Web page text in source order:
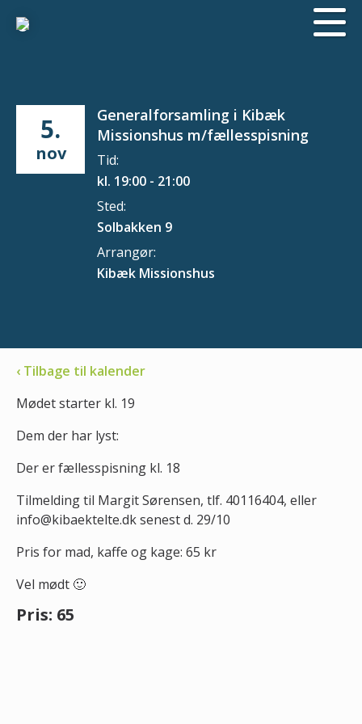
5.
nov
Generalforsamling i Kibæk
Missionshus m/fællesspisning
Tid:
kl. 19:00 - 21:00
Sted:
Solbakken 9
Arrangør:
Kibæk Missionshus
‹ Tilbage til kalender
Mødet starter kl. 19
Dem der har lyst:
Der er fællesspisning kl. 18
Tilmelding til Margit Sørensen, tlf. 40116404, eller
info@kibaektelte.dk senest d. 29/10
Pris for mad, kaffe og kage: 65 kr
Vel mødt 🙂
Pris: 65